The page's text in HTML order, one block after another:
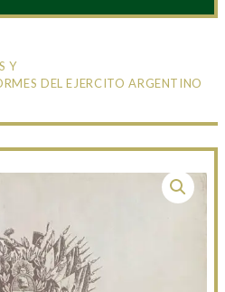
Y
DEL EJERCITO ARGENTINO